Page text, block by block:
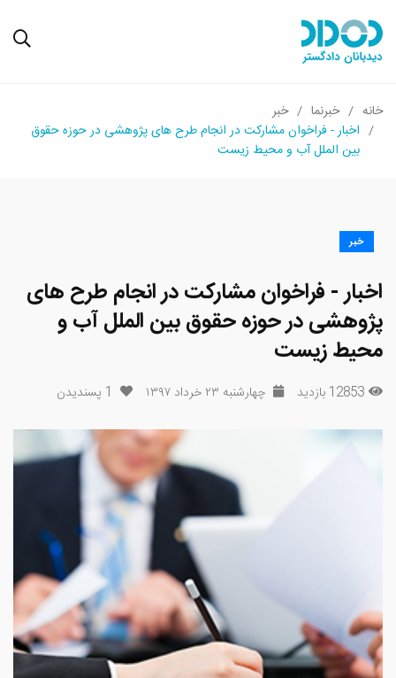
خانه خبرنما
خبر
اخبار - فراخوان مشارکت در انجام طرح های پژوهشی در حوزه حقوق
بین الملل آب و محیط زیست
خبر
اخبار - فراخوان مشارکت در انجام طرح های
پژوهشی در حوزه حقوق بین الملل آب و
محیط زیست
12853 بازدید چهارشنبه ۲۳ خرداد ۱۳۹۷ 1 پسندیدن